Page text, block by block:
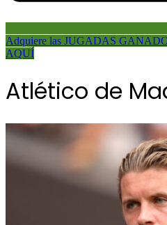
Adquiere las JUGADAS
AQUÍ
Atlético de